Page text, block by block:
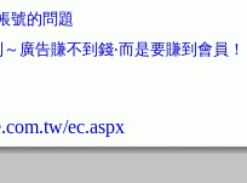
號的問題
廣告賺不到錢‧而是要賺到會員！
ec.aspx